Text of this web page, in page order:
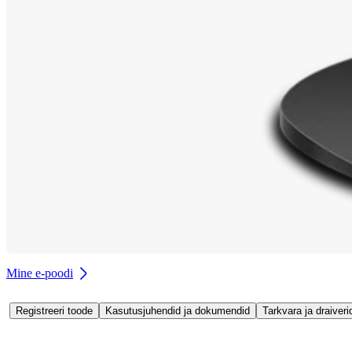
Mine e-poodi
Registreeri toode Kasutusjuhendid ja dokumendid Tarkvara ja